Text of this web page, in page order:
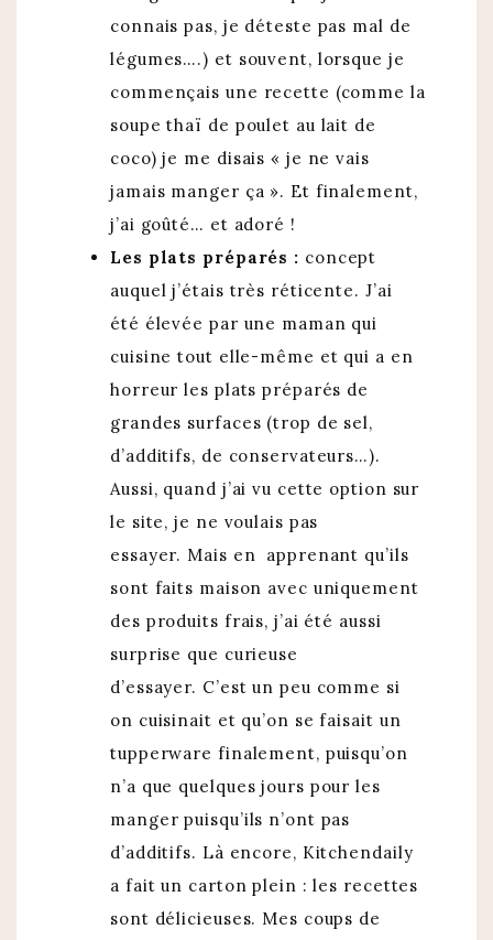
connais pas, je déteste pas mal de
légumes….) et souvent, lorsque je
commençais une recette (comme la
soupe thaï de poulet au lait de
coco) je me disais « je ne vais
jamais manger ça ». Et finalement,
j’ai goûté… et adoré !
Les plats préparés : concept
auquel j’étais très réticente. J’ai
été élevée par une maman qui
cuisine tout elle-même et qui a en
horreur les plats préparés de
grandes surfaces (trop de sel,
d’additifs, de conservateurs…).
Aussi, quand j’ai vu cette option sur
le site, je ne voulais pas
essayer. Mais en apprenant qu’ils
sont faits maison avec uniquement
des produits frais, j’ai été aussi
surprise que curieuse
d’essayer. C’est un peu comme si
on cuisinait et qu’on se faisait un
tupperware finalement, puisqu’on
n’a que quelques jours pour les
manger puisqu’ils n’ont pas
d’additifs. Là encore, Kitchendaily
a fait un carton plein : les recettes
sont délicieuses. Mes coups de